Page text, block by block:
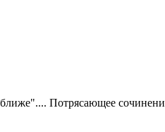
Потрясающее